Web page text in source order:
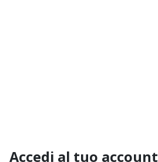
Accedi al tuo account